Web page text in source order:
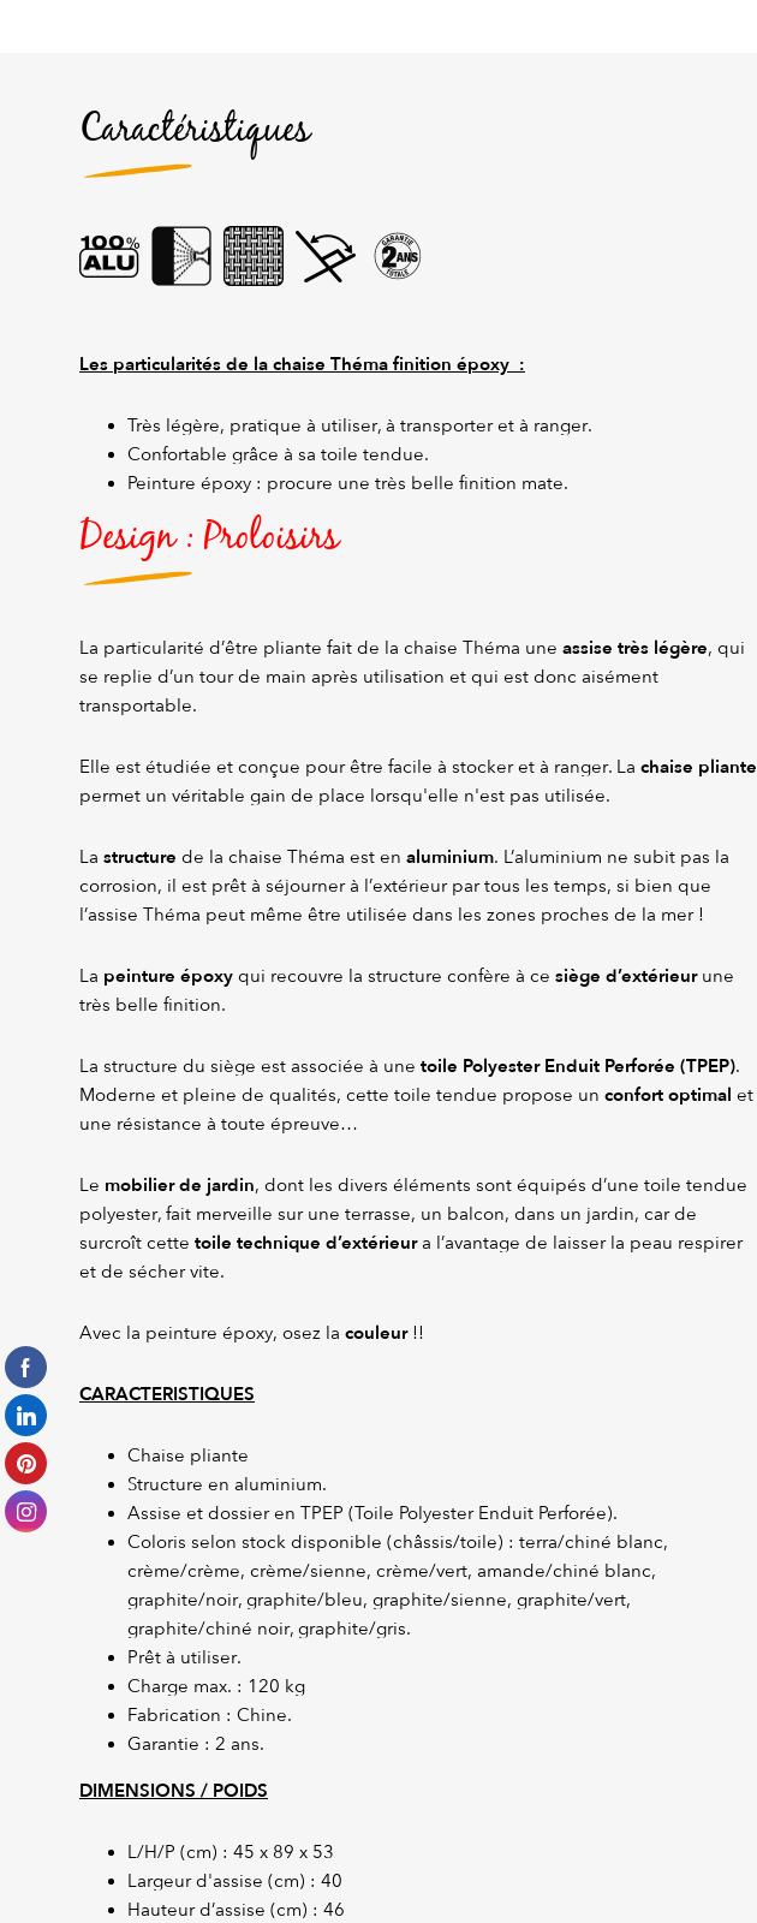
Caractéristiques
Les particularités de la chaise Théma finition époxy :
Très légère, pratique à utiliser, à transporter et à ranger.
Confortable grâce à sa toile tendue.
Peinture époxy : procure une très belle finition mate.
Design : Proloisirs
La particularité d’être pliante fait de la chaise Théma une assise très légère, qui
se replie d’un tour de main après utilisation et qui est donc aisément
transportable.
Elle est étudiée et conçue pour être facile à stocker et à ranger. La chaise pliante
permet un véritable gain de place lorsqu'elle n'est pas utilisée.
La structure de la chaise Théma est en aluminium. L’aluminium ne subit pas la
corrosion, il est prêt à séjourner à l’extérieur par tous les temps, si bien que
l’assise Théma peut même être utilisée dans les zones proches de la mer !
La peinture époxy qui recouvre la structure confère à ce siège d’extérieur une
très belle finition.
La structure du siège est associée à une toile Polyester Enduit Perforée (TPEP).
Moderne et pleine de qualités, cette toile tendue propose un confort optimal et
une résistance à toute épreuve…
Le mobilier de jardin, dont les divers éléments sont équipés d’une toile tendue
polyester, fait merveille sur une terrasse, un balcon, dans un jardin, car de
surcroît cette toile technique d’extérieur a l’avantage de laisser la peau respirer
et de sécher vite.
Avec la peinture époxy, osez la couleur!!
CARACTERISTIQUES
Chaise pliante
Structure en aluminium.
Assise et dossier en TPEP (Toile Polyester Enduit Perforée).
Coloris selon stock disponible (châssis/toile) : terra/chiné blanc,
crème/crème, crème/sienne, crème/vert, amande/chiné blanc,
graphite/noir, graphite/bleu, graphite/sienne, graphite/vert,
graphite/chiné noir, graphite/gris.
Prêt à utiliser.
Charge max. : 120 kg
Fabrication : Chine.
Garantie : 2 ans.
DIMENSIONS / POIDS
L/H/P (cm) : 45 x 89 x 53
Largeur d'assise (cm) : 40
Hauteur d’assise (cm) : 46